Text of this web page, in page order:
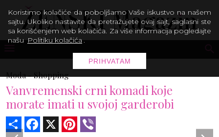
Moda -Shopping
Vanvremenski crni komadi koje
morate imati u svojoj garderobi
Share Facebook Pinterest
Koristimo kolačiće da poboljšamo Vaše iskustvo na našem
sajtu. Ukoliko nastavite da pretražujete ovaj sajt, saglasni ste
sa korišćenjem web kolačića. Za više informacija pogledajte
našu Politiku kolačića .
PRIHVATAM